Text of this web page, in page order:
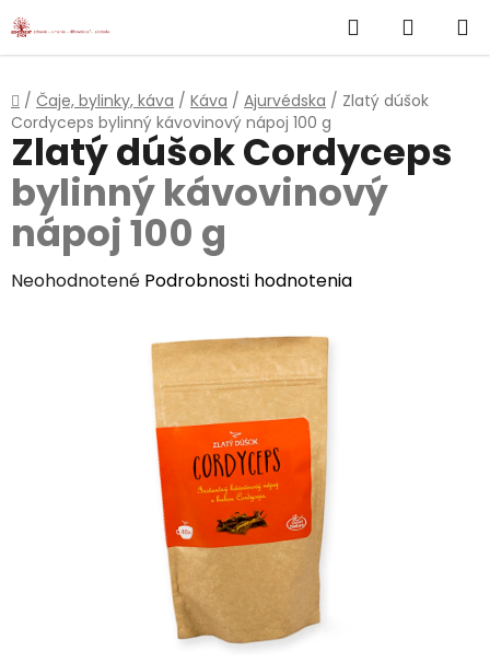
Prejsť
na
Hľadať
KOŠÍK
Domov
/ Čaje, bylinky, káva / Káva / Ajurvédska / Zlatý dúšok
Cordyceps bylinný kávovinový nápoj 100 g
Zlatý dúšok Cordyceps
bylinný kávovinový
nápoj 100 g
Priemerné
Neohodnotené Podrobnosti hodnotenia